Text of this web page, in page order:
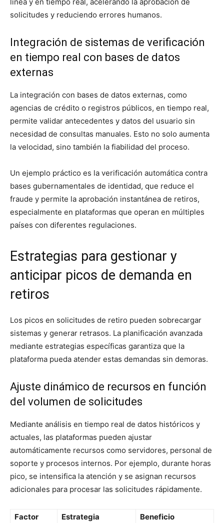
solicitudes y reduciendo errores humanos.
Integración de sistemas de verificación
en tiempo real con bases de datos
externas
La integración con bases de datos externas, como
agencias de crédito o registros públicos, en tiempo real,
permite validar antecedentes y datos del usuario sin
necesidad de consultas manuales. Esto no solo aumenta
la velocidad, sino también la fiabilidad del proceso.
Un ejemplo práctico es la verificación automática contra
bases gubernamentales de identidad, que reduce el
fraude y permite la aprobación instantánea de retiros,
especialmente en plataformas que operan en múltiples
países con diferentes regulaciones.
Estrategias para gestionar y
anticipar picos de demanda en
retiros
Los picos en solicitudes de retiro pueden sobrecargar
sistemas y generar retrasos. La planificación avanzada
mediante estrategias específicas garantiza que la
plataforma pueda atender estas demandas sin demoras.
Ajuste dinámico de recursos en función
del volumen de solicitudes
Mediante análisis en tiempo real de datos históricos y
actuales, las plataformas pueden ajustar
automáticamente recursos como servidores, personal de
soporte y procesos internos. Por ejemplo, durante horas
pico, se intensifica la atención y se asignan recursos
adicionales para procesar las solicitudes rápidamente.
Factor Estrategia Beneficio